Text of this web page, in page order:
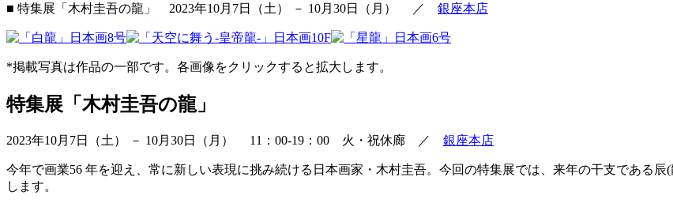
■ 特集展「木村圭吾の龍」 2023年10月7日（土） － 10月30日（月） ／ 銀座本店
*掲載写真は作品の一部です。各画像をクリックすると拡大します。
特集展「木村圭吾の龍」
2023年10月7日（土） － 10月30日（月） 11：00-19：00 火・祝休廊 ／ 銀座本店
今年で画業56 年を迎え、常に新しい表現に挑み続ける日本画家・木村圭吾。今回の特集展では、来年の干支である
します。